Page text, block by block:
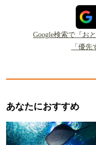
Google検索で『お
「優
あなたにおすすめ